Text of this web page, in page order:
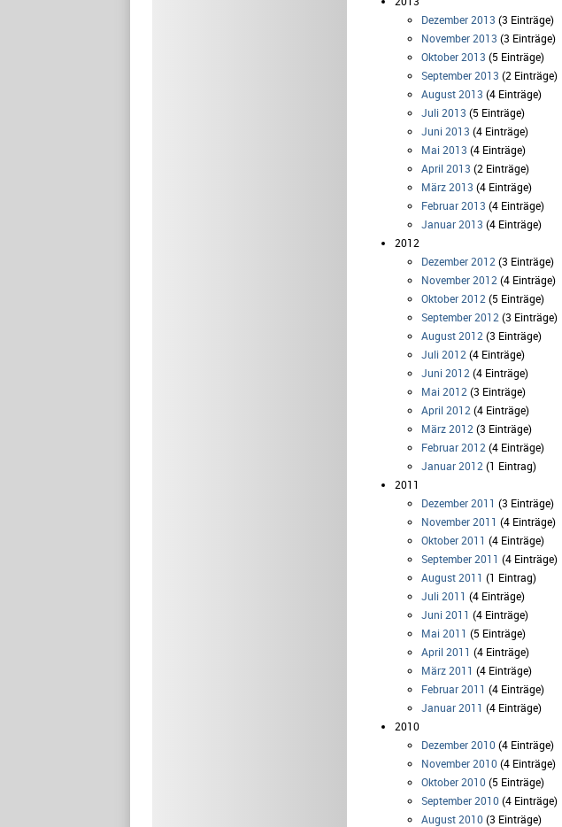
Dezember 2013 (3 Einträge)
November 2013 (3 Einträge)
Oktober 2013 (5 Einträge)
September 2013 (2 Einträge)
August 2013 (4 Einträge)
Juli 2013 (5 Einträge)
Juni 2013 (4 Einträge)
Mai 2013 (4 Einträge)
April 2013 (2 Einträge)
März 2013 (4 Einträge)
Februar 2013 (4 Einträge)
Januar 2013 (4 Einträge)
2012
Dezember 2012 (3 Einträge)
November 2012 (4 Einträge)
Oktober 2012 (5 Einträge)
September 2012 (3 Einträge)
August 2012 (3 Einträge)
Juli 2012 (4 Einträge)
Juni 2012 (4 Einträge)
Mai 2012 (3 Einträge)
April 2012 (4 Einträge)
März 2012 (3 Einträge)
Februar 2012 (4 Einträge)
Januar 2012 (1 Eintrag)
2011
Dezember 2011 (3 Einträge)
November 2011 (4 Einträge)
Oktober 2011 (4 Einträge)
September 2011 (4 Einträge)
August 2011 (1 Eintrag)
Juli 2011 (4 Einträge)
Juni 2011 (4 Einträge)
Mai 2011 (5 Einträge)
April 2011 (4 Einträge)
März 2011 (4 Einträge)
Februar 2011 (4 Einträge)
Januar 2011 (4 Einträge)
2010
Dezember 2010 (4 Einträge)
November 2010 (4 Einträge)
Oktober 2010 (5 Einträge)
September 2010 (4 Einträge)
August 2010 (3 Einträge)